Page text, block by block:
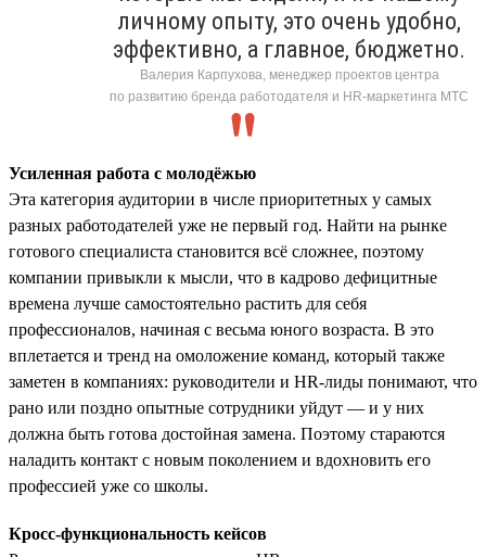
личному опыту, это очень удобно,
эффективно, а главное, бюджетно.
Валерия Карпухова, менеджер проектов центра
по развитию бренда работодателя и HR-маркетинга МТС
Усиленная работа с молодёжью
Эта категория аудитории в числе приоритетных у самых
разных работодателей уже не первый год. Найти на рынке
готового специалиста становится всё сложнее, поэтому
компании привыкли к мысли, что в кадрово дефицитные
времена лучше самостоятельно растить для себя
профессионалов, начиная с весьма юного возраста. В это
вплетается и тренд на омоложение команд, который также
заметен в компаниях: руководители и HR-лиды понимают, что
рано или поздно опытные сотрудники уйдут — и у них
должна быть готова достойная замена. Поэтому стараются
наладить контакт с новым поколением и вдохновить его
профессией уже со школы.
Кросс-функциональность кейсов